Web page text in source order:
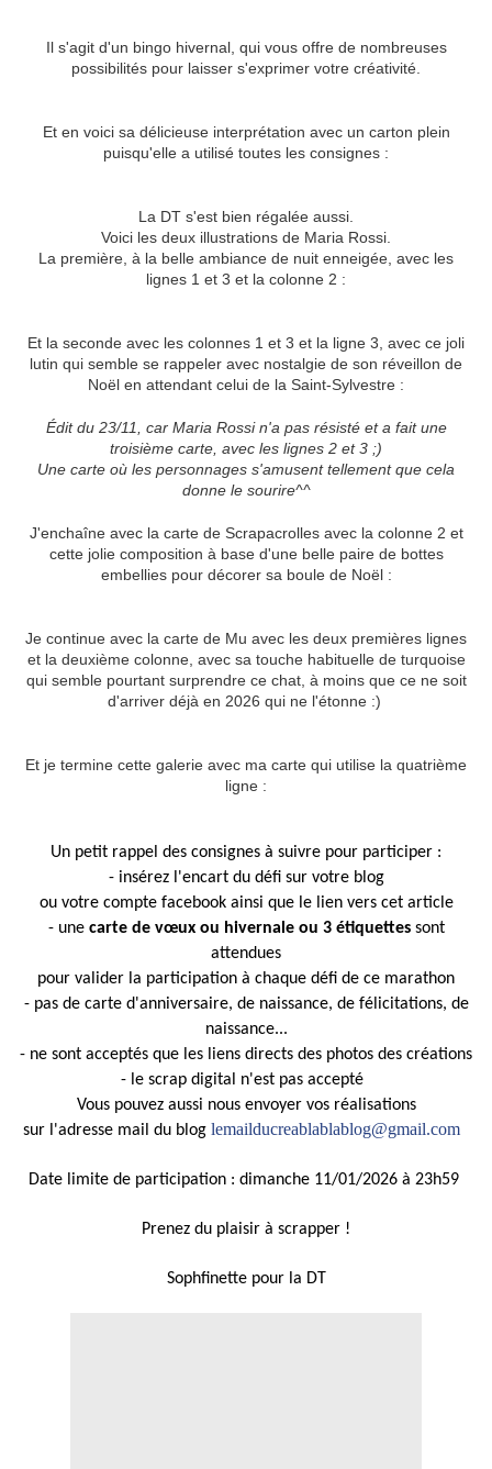
Il s'agit d'un bingo hivernal, qui vous offre de nombreuses
possibilités pour laisser s'exprimer votre créativité.
Et en voici sa délicieuse interprétation avec un carton plein
puisqu'elle a utilisé toutes les consignes :
La DT s'est bien régalée aussi.
Voici les deux illustrations de Maria Rossi.
La première, à la belle ambiance de nuit enneigée, avec les
lignes 1 et 3 et la colonne 2 :
Et la seconde avec les colonnes 1 et 3 et la ligne 3, avec ce joli
lutin qui semble se rappeler avec nostalgie de son réveillon de
Noël en attendant celui de la Saint-Sylvestre :
Édit du 23/11, car Maria Rossi n'a pas résisté et a fait une
troisième carte, avec les lignes 2 et 3 ;)
Une carte où les personnages s'amusent tellement que cela
donne le sourire^^
J'enchaîne avec la carte de Scrapacrolles avec la colonne 2 et
cette jolie composition à base d'une belle paire de bottes
embellies pour décorer sa boule de Noël :
Je continue avec la carte de Mu avec les deux premières lignes
et la deuxième colonne, avec sa touche habituelle de turquoise
qui semble pourtant surprendre ce chat, à moins que ce ne soit
d'arriver déjà en 2026 qui ne l'étonne :)
Et je termine cette galerie avec ma carte qui utilise la quatrième
ligne :
Un petit rappel des consignes à suivre pour participer :
- insérez l'encart du défi sur votre blog
ou votre compte facebook ainsi que le lien vers cet article
- une carte de vœux ou hivernale ou 3 étiquettessont
attendues
pour valider la participation à chaque défi de ce marathon
- pas de carte d'anniversaire, de naissance, de félicitations, de
naissance...
- ne sont acceptés que les liens directs des photos des créations
- le scrap digital n'est pas accepté
Vous pouvez aussi nous envoyer vos réalisations
sur l'adresse mail du blog lemailducreablablablog@gmail.com
Date limite de participation : dimanche 11/01/2026 à 23h59
Prenez du plaisir à scrapper !
Sophfinette pour la DT